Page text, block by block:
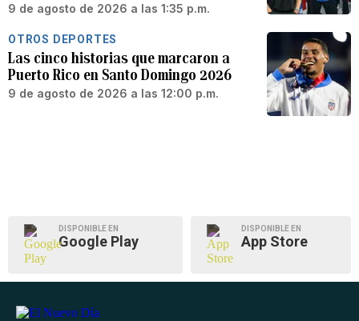
9 de agosto de 2026 a las 1:35 p.m.
OTROS DEPORTES
Las cinco historias que marcaron a
Puerto Rico en Santo Domingo 2026
9 de agosto de 2026 a las 12:00 p.m.
DISPONIBLE EN
Google Play
DISPONIBLE EN
App Store